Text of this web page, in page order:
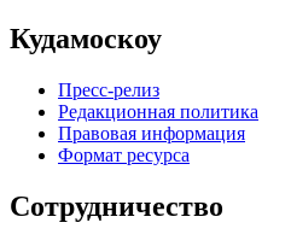
Кудамоскоу
Пресс-релиз
Редакционная политика
Правовая информация
Формат ресурса
Сотрудничество